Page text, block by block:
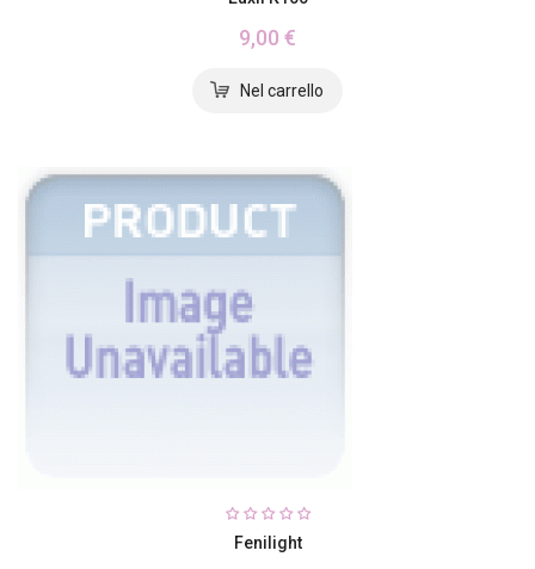
9,00 €
Fenilight